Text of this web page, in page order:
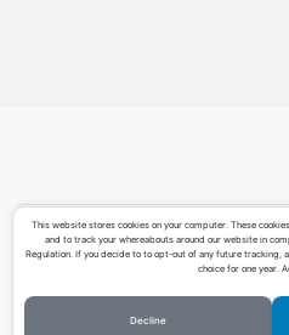
Sketchfab Facebook
This website stores cookies on your computer. These
and to track your whereabouts around our website in
Regulation. If you decide to to opt-out of any future tracking,
choice for one year.
Decline